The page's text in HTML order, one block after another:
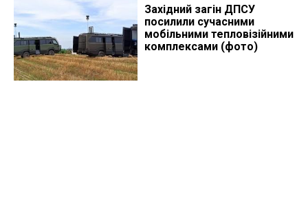
Західний загін ДПСУ
посилили сучасними
мобільними тепловізійними
комплексами (фото)